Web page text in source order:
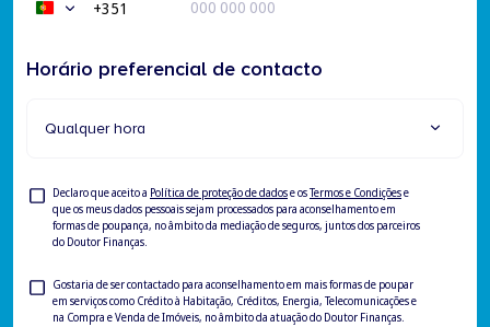
Portugal+351
Horário preferencial de contacto
Qualquer hora
Consentimento
Declaro que aceito a Política de proteção de dadose osTermos e Condiçõese
que os meus dados pessoais sejam processados para aconselhamento em
formas de poupança, no âmbito da mediação de seguros, juntos dos parceiros
do Doutor Finanças.
Consentimento
para
Gostaria de ser contactado para aconselhamento em mais formas de poupar
em serviços como Crédito à Habitação, Créditos, Energia, Telecomunicações e
na Compra e Venda de Imóveis, no âmbito da atuação do Doutor Finanças.